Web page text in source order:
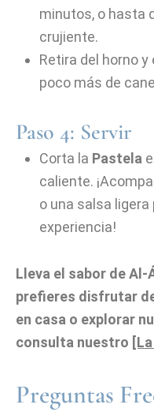
minutos, o hasta
crujiente.
Retira del horno
poco más de
Paso 4: Servir
Corta la Pastela
caliente.
o una salsa
experiencia!
Lleva el sabor de Al-
prefieres disfrutar
en casa o explorar
consulta nuestro
Preguntas